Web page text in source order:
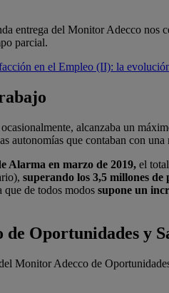
entrega del Monitor Adecco nos
parcial.
en el Empleo (II): la
alcanzaba un
autonomías que contaban con
Alarma en marzo de 2019, el
superando los 3,5 millones de
que de todos modos supone un
Oportunidades y
Monitor Adecco de